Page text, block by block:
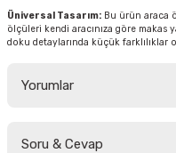
Üniversal Tasarım: Bu ürün araca
ölçüleri kendi aracınıza göre makas
doku detaylarında küçük farklılıklar
Yorumlar
Soru & Cevap